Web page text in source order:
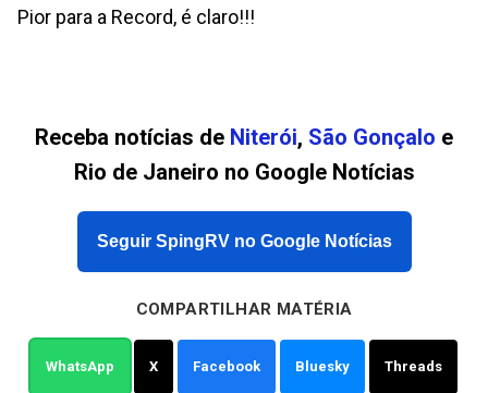
Pior para a Record, é claro!!!
Receba notícias de Niterói, São Gonçalo e
Rio de Janeiro no Google Notícias
Seguir SpingRV no Google Notícias
COMPARTILHAR MATÉRIA
WhatsApp X Facebook Bluesky Threads